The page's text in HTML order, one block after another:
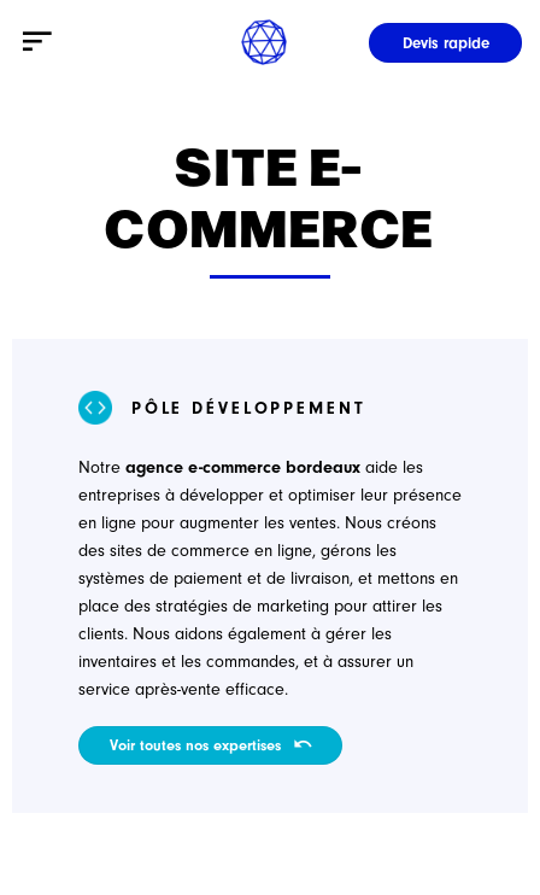
Devis rapide
SITE E-
COMMERCE
PÔLE DÉVELOPPEMENT
Notre agence e-commerce bordeauxaide les
entreprises à développer et optimiser leur présence
en ligne pour augmenter les ventes. Nous créons
des sites de commerce en ligne, gérons les
systèmes de paiement et de livraison, et mettons en
place des stratégies de marketing pour attirer les
clients. Nous aidons également à gérer les
inventaires et les commandes, et à assurer un
service après-vente efficace.
Voir toutes nos expertises